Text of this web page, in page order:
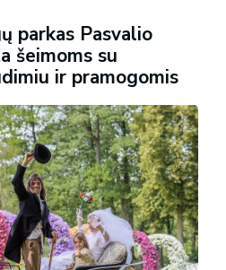
parkas Pasvalio
šeimoms su
ir pramogomis